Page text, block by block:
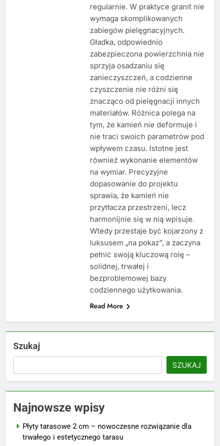
regularnie. W praktyce granit nie
wymaga skomplikowanych
zabiegów pielęgnacyjnych.
Gładka, odpowiednio
zabezpieczona powierzchnia nie
sprzyja osadzaniu się
zanieczyszczeń, a codzienne
czyszczenie nie różni się
znacząco od pielęgnacji innych
materiałów. Różnica polega na
tym, że kamień nie deformuje i
nie traci swoich parametrów pod
wpływem czasu. Istotne jest
również wykonanie elementów
na wymiar. Precyzyjne
dopasowanie do projektu
sprawia, że kamień nie
przytłacza przestrzeni, lecz
harmonijnie się w nią wpisuje.
Wtedy przestaje być kojarzony z
luksusem „na pokaz”, a zaczyna
pełnić swoją kluczową rolę –
solidnej, trwałej i
bezproblemowej bazy
codziennego użytkowania.
Read More
Szukaj
SZUKAJ
Najnowsze wpisy
Płyty tarasowe 2 cm – nowoczesne rozwiązanie dla
trwałego i estetycznego tarasu